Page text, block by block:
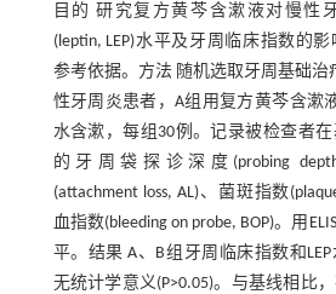
目的 研究复方黄芩含漱液对慢性
(leptin, LEP)水平及牙周临床指数的
参考依据。方法 随机选取牙周基础治
性牙周炎患者，A组用复方黄芩含漱
水含漱，每组30例。记录被检查者
的牙周袋探诊深度(probing
(attachment loss, AL)、菌斑指数
血指数(bleeding on probe, BOP)。用
平。结果 A、B组牙周临床指数和
无统计学意义(P>0.05)。与基线相比